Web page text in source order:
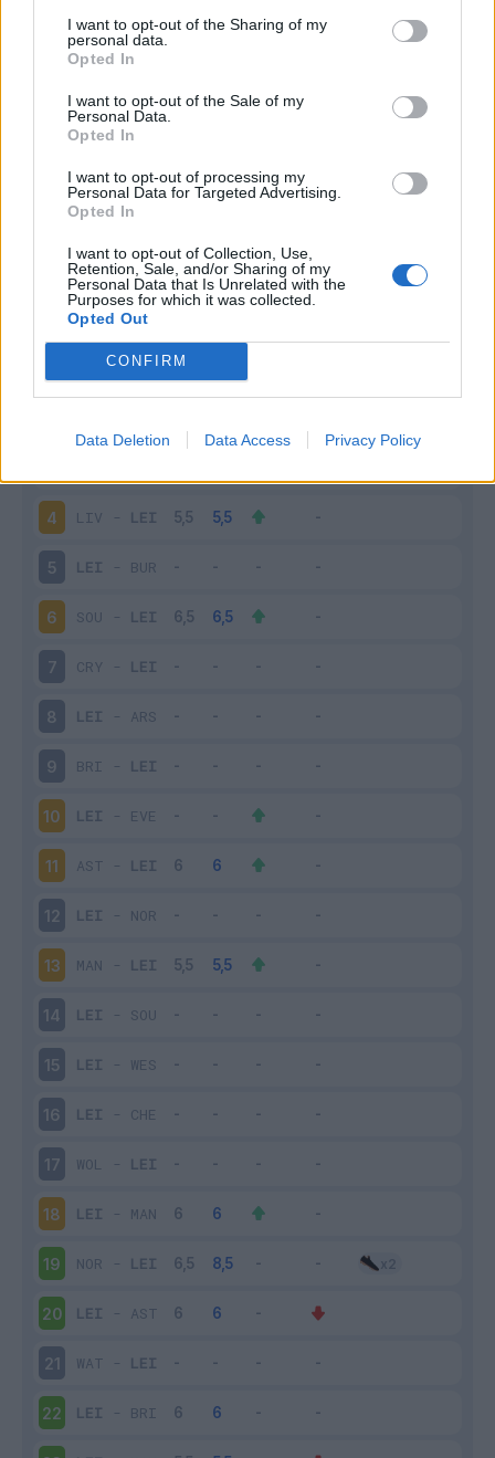
I want to opt-out of the Sharing of my
personal data.
Opted In
I want to opt-out of the Sale of my
Personal Data.
Opted In
I want to opt-out of processing my
Personal Data for Targeted Advertising.
Opted In
I want to opt-out of Collection, Use,
Retention, Sale, and/or Sharing of my
Personal Data that Is Unrelated with the
Purposes for which it was collected.
Opted Out
CONFIRM
Data Deletion Data Access Privacy Policy
Infortunato 0 - 0%
Scarica riepilogo
stagionale
Scarica
Giornata
-LEI
4 LIV - LEI
5 LEI - BUR
6 SOU - LEI
7 CRY - LEI
8 LEI - ARS
9 BRI - LEI
10 LEI - EVE
11 AST - LEI
12 LEI - NOR
13 MAN - LEI
14 LEI - SOU
15 LEI - WES
16 LEI - CHE
17 WOL - LEI
18 LEI - MAN
19 NOR - LEI
20 LEI - AST
21 WAT - LEI
22 LEI - BRI